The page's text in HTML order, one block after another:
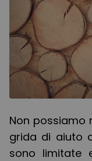
Non possiamo
grida di aiuto
sono limitate